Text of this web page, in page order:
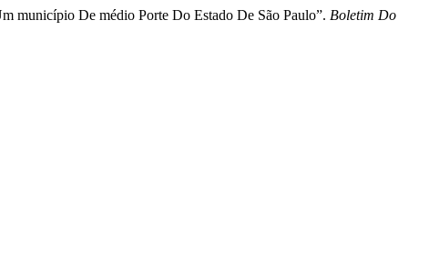
município De médio Porte Do Estado De São Paulo”. Boletim Do